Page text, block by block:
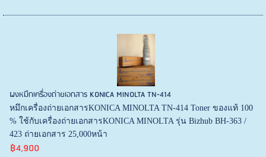
ผงหมึกเครื่องถ่ายเอกสาร KONICA MINOLTA TN-414
หมึกเครื่องถ่ายเอกสารKONICA MINOLTA TN-414 Toner ของแท้ 100
% ใช้กับเครื่องถ่ายเอกสารKONICA MINOLTA รุ่น Bizhub BH-363 /
423 ถ่ายเอกสาร 25,000หน้า
฿4,900